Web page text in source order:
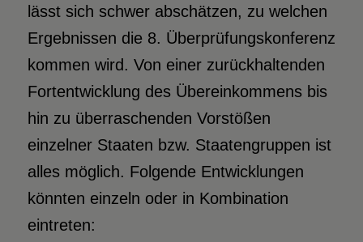
lässt sich schwer abschätzen, zu welchen
Ergebnissen die 8. Überprüfungskonferenz
kommen wird. Von einer zurückhaltenden
Fortentwicklung des Übereinkommens bis
hin zu überraschenden Vorstößen
einzelner Staaten bzw. Staatengruppen ist
alles möglich. Folgende Entwicklungen
könnten einzeln oder in Kombination
eintreten: